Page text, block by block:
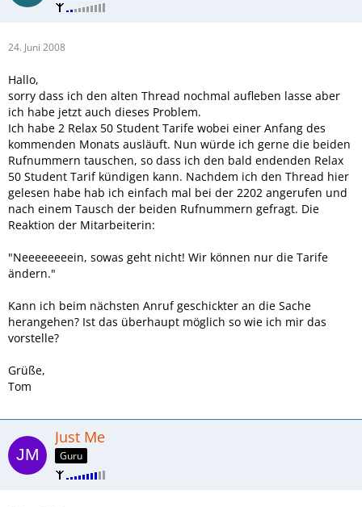
24. Juni 2008
Hallo,
sorry dass ich den alten Thread nochmal aufleben lasse aber
ich habe jetzt auch dieses Problem.
Ich habe 2 Relax 50 Student Tarife wobei einer Anfang des
kommenden Monats ausläuft. Nun würde ich gerne die beiden
Rufnummern tauschen, so dass ich den bald endenden Relax
50 Student Tarif kündigen kann. Nachdem ich den Thread hier
gelesen habe hab ich einfach mal bei der 2202 angerufen und
nach einem Tausch der beiden Rufnummern gefragt. Die
Reaktion der Mitarbeiterin:
"Neeeeeeeein, sowas geht nicht! Wir können nur die Tarife
ändern."
Kann ich beim nächsten Anruf geschickter an die Sache
herangehen? Ist das überhaupt möglich so wie ich mir das
vorstelle?
Grüße,
Tom
Just Me
Guru